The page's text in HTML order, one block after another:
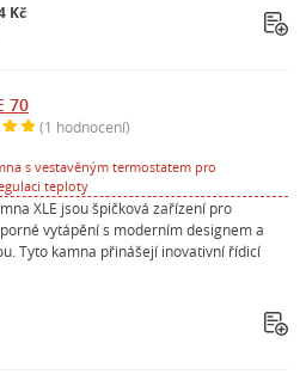
Kč
70
(1 hodnocení)
s vestavěným termostatem pro
teploty
XLE jsou špičková zařízení pro
vytápění s moderním designem a
Tyto kamna přinášejí inovativní řídicí